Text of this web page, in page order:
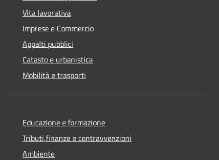
Vita lavorativa
Imprese e Commercio
Appalti pubblici
Catasto e urbanistica
Mobilità e trasporti
Educazione e formazione
Tributi,finanze e contravvenzioni
Ambiente